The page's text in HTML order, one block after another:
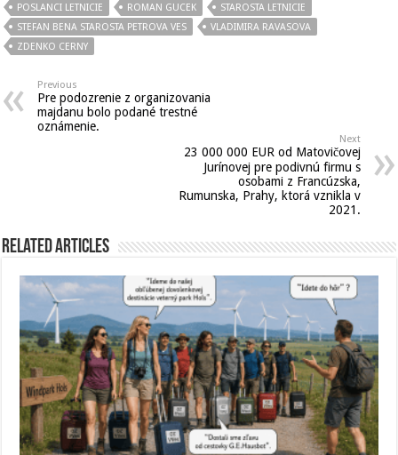
POSLANCI LETNICIE
ROMAN GUCEK
STAROSTA LETNICIE
STEFAN BENA STAROSTA PETROVA VES
VLADIMIRA RAVASOVA
ZDENKO CERNY
Previous
Pre podozrenie z organizovania
majdanu bolo podané trestné
oznámenie.
Next
23 000 000 EUR od Matovičovej
Jurínovej pre podivnú firmu s
osobami z Francúzska,
Rumunska, Prahy, ktorá vznikla v
2021.
Related Articles